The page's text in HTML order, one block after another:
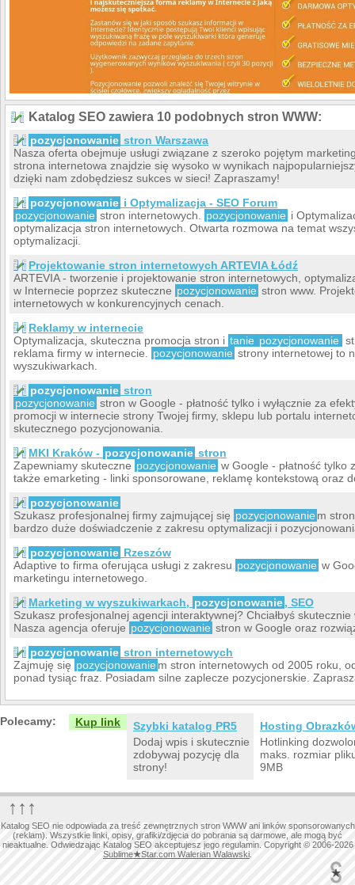
Katalog SEO zawiera 10 podobnych stron WWW:
pozycjonowanie stron Warszawa
Nasza oferta obejmuje usługi związane z szeroko pojętym
strona internetowa znajdzie się wysoko w wynikach
dzięki nam zdobędziesz sukces w sieci! Zapraszamy!
pozycjonowanie i Optymalizacja - SEO Forum
pozycjonowanie stron internetowych. pozycjonowanie i
optymalizacja stron internetowych. Otwarta rozmowa na temat
optymalizacji.
Projektowanie stron internetowych ARTEVIA Łódź
ARTEVIA - tworzenie i projektowanie stron internetowych,
w Internecie poprzez skuteczne pozycjonowanie stron www.
internetowych w konkurencyjnych cenach.
Reklamy w internecie
Optymalizacja, skuteczna promocja stron i tanie pozycjonowanie
reklama firmy w internecie.
pozycjonowanie strony internetowej to
wyszukiwarkach.
pozycjonowanie stron
pozycjonowanie stron w Google - płatność tylko i wyłącznie za
promocji w internecie strony Twojej firmy, sklepu lub portalu
skutecznego pozycjonowania.
MKI Kraków - pozycjonowanie stron
Zapewniamy skuteczne pozycjonowanie w Google - płatność tylko
także emarketing - linki sponsorowane, reklamę kontekstową oraz
pozycjonowanie
Szukasz profesjonalnej firmy zajmującej się pozycjonowanie m
bardzo duże doświadczenie z zakresu optymalizacji i
pozycjonowanie Rzeszów
Adaptive to firma oferująca usługi z zakresu pozycjonowanie w
marketingu internetowego.
Marketing w wyszukiwarkach, pozycjonowanie, SEO
Szukasz profesjonalnej agencji interaktywnej? Chciałbyś
Nasza agencja oferuje pozycjonowanie stron w Google oraz
pozycjonowanie stron internetowych
Zajmuję się pozycjonowanie m stron internetowych od 2005 roku,
ponad tysiąc fraz. Posiadam silne zaplecze pozycjonerskie.
Polecamy: Kup link
Szybki katalog PR5
Dodaj wpis i skutecznie
zdobywaj pozycję dla
strony!
Hosting
Hotlinking
maks. rozmiar
9MB
↑↑↑
Katalog SEO nie odpowiada za treść zewnętrznych stron WWW ani linków sponsorowanych
(reklam). Wszystkie linki, opisy, grafiki/zdjęcia do pobrania są darmowe, ale mogą być
nieaktualne. Odwiedzając Katalog SEO akceptujesz jego regulamin. Copyright © 2006-2026
Sublime★Star.com Walerian Walawski